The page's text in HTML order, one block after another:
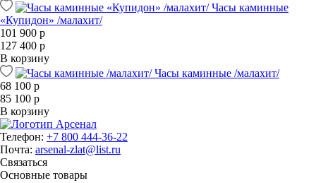
Часы каминные
«Купидон» /малахит/
101 900 р
127 400 р
В корзину
Часы каминные /малахит/
68 100 р
85 100 р
В корзину
Телефон: +7 800 444-36-22
Почта: arsenal-zlat@list.ru
Связаться
Основные товары